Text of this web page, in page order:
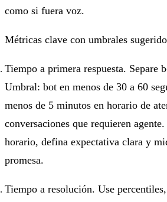
como si fuera voz.
Métricas clave con umbrales
Tiempo a primera respuesta. Separe
Umbral: bot en menos de 30 a 60
menos de 5 minutos en horario de
conversaciones que requieren
horario, defina expectativa clara y
promesa.
Tiempo a resolución. Use